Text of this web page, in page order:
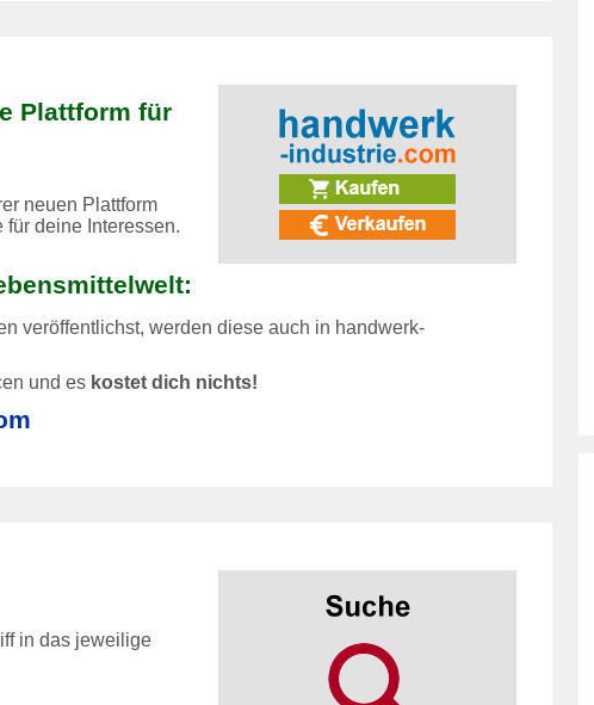
Plattform für
neuen Plattform
für deine Interessen.
veröffentlichst, werden diese auch in handwerk-
und es kostet dich nichts!
in das jeweilige